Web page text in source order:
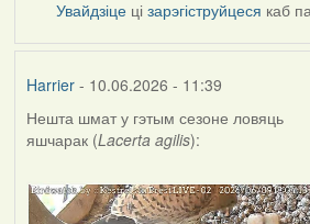
Увайдзіце цізарэгіструйцеся каб
Harrier- 10.06.2026 - 11:39
Нешта шмат у гэтым сезоне ловяць
яшчарак (Lacerta agilis):